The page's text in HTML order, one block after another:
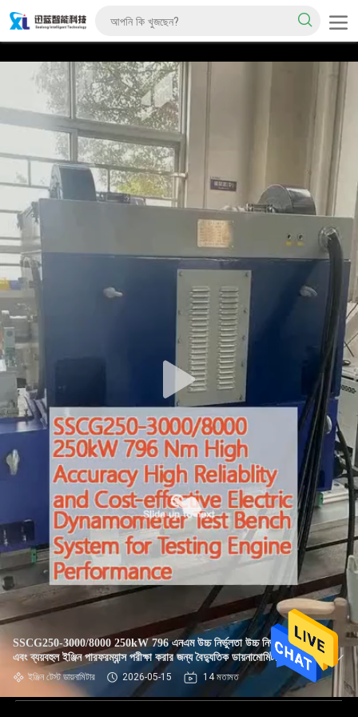
SSCG250-3000/8000 250kW 796 এনএম উচ্চ নির্ভুলতা উচ্চ নির্ভরযোগ্যতা
এবং ব্যয়বহুল ইঞ্জিন পারফরম্যান্স পরীক্ষা করার জন্য বৈদ্যুতিক ডায়নামোমিটার টেস্ট
বেঞ্চ সিস্টেম
ইঞ্জিন টেস্ট ডায়নামিটার 2026-05-15 14 মতামত